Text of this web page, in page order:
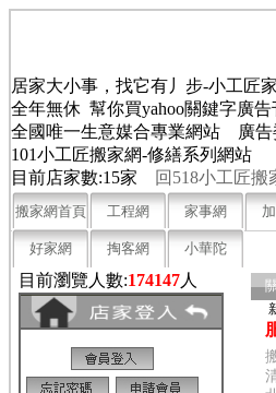
居家大小事，找它有丿步-小工匠
全年無休 幫你買yahoo關鍵字廣
全國唯一生意媒合專業網站 廣告
101小工匠搬家網-修繕系列網站
目前店家數:15家
回518小工匠搬
搬家網首頁 工程網 家事網
好家網 掏客網 小華陀
目前瀏覽人數:174147人 關